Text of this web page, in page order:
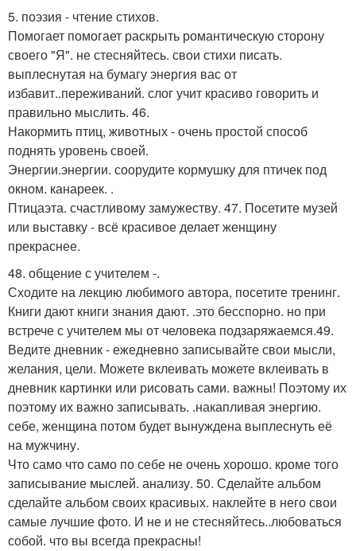
5. поэзия - чтение стихов.
Помогает помогает раскрыть романтическую сторону
своего "Я". не стесняйтесь. свои стихи писать.
выплеснутая на бумагу энергия вас от
избавит..переживаний. слог учит красиво говорить и
правильно мыслить. 46.
Накормить птиц, животных - очень простой способ
поднять уровень своей.
Энергии.энергии. соорудите кормушку для птичек под
окном. канареек. .
Птицаэта. счастливому замужеству. 47. Посетите музей
или выставку - всё красивое делает женщину
прекраснее.
48. общение с учителем -.
Сходите на лекцию любимого автора, посетите тренинг.
Книги дают книги знания дают. .это бесспорно. но при
встрече с учителем мы от человека подзаряжаемся.49.
Ведите дневник - ежедневно записывайте свои мысли,
желания, цели. Можете вклеивать можете вклеивать в
дневник картинки или рисовать сами. важны! Поэтому их
поэтому их важно записывать. .накапливая энергию.
себе, женщина потом будет вынуждена выплеснуть её
на мужчину.
Что само что само по себе не очень хорошо. кроме того
записывание мыслей. анализу. 50. Сделайте альбом
сделайте альбом своих красивых. наклейте в него свои
самые лучшие фото. И не и не стесняйтесь..любоваться
собой. что вы всегда прекрасны!